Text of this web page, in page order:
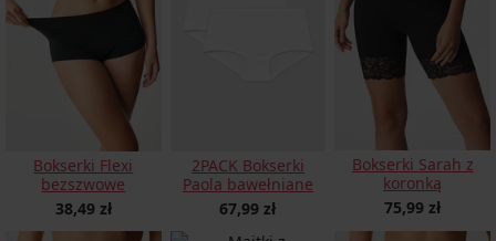
Bokserki Flexi
bezszwowe
38,49 zł
2PACK Bokserki
Paola bawełniane
67,99 zł
Bokserki Sarah z
koronką
75,99 zł